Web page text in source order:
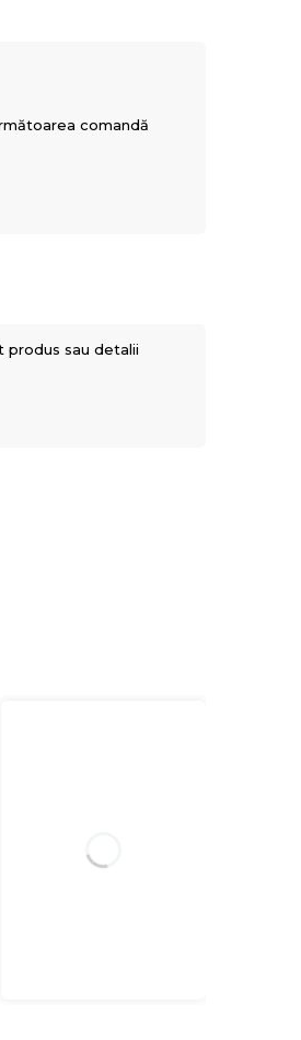
comandă
produs sau detalii